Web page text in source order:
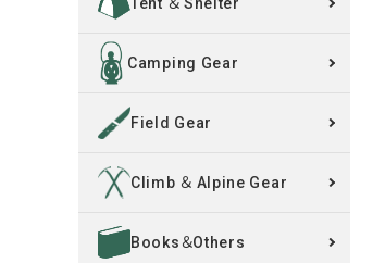
ACCOUNT MENU
ようこそ ゲスト 様
ログイン
Camping Gear
Field Gear
Climb ＆ Alpine Gear
Books＆Others